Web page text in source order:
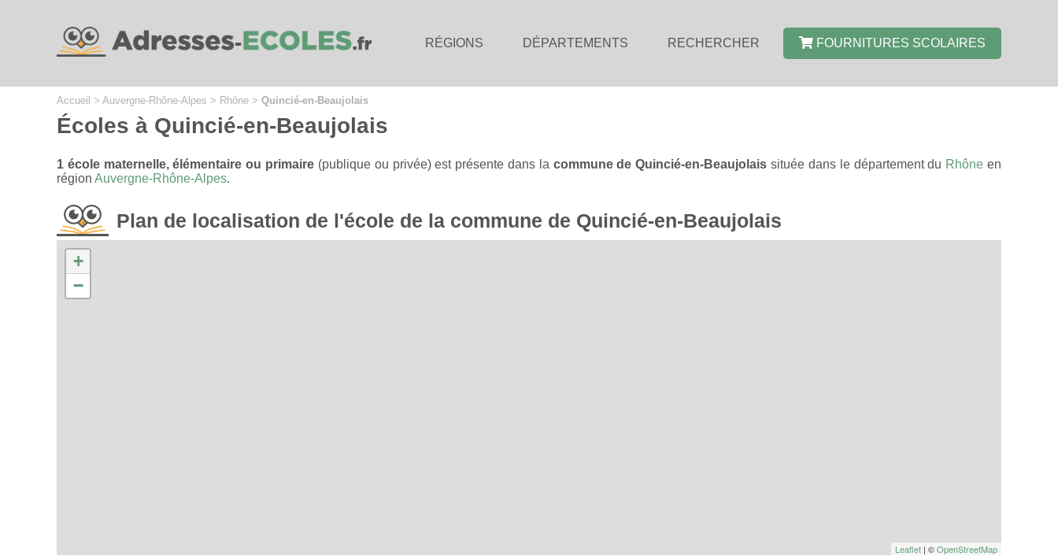
RÉGIONS DÉPARTEMENTS RECHERCHER FOURNITURES SCOLAIRES
Accueil > Auvergne-Rhône-Alpes > Rhône > Quincié-en-Beaujolais
Écoles à Quincié-en-Beaujolais
1 école maternelle, élémentaire ou primaire (publique ou privée) est présente dans la commune de Quincié-en-Beaujolais située dans le département du Rhône en
région Auvergne-Rhône-Alpes.
Plan de localisation de l'école de la commune de Quincié-en-Beaujolais
+
−
Leaflet | ©OpenStreetMap